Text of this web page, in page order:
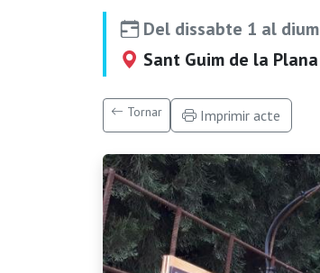
Del dissabte 1 al
Sant Guim de la Plana
Tornar Imprimir acte